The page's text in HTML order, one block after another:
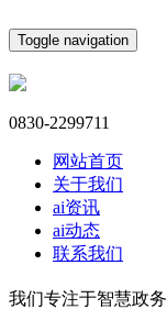
Toggle navigation
0830-2299711
网站首页
关于我们
ai资讯
ai动态
联系我们
我们专注于智慧政